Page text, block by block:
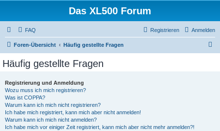
Das XL500 Forum
FAQ Anmelden
Registrieren
Foren-Übersicht Häufig gestellte Fragen
Häufig gestellte Fragen
Registrierung und Anmeldung
Wozu muss ich mich registrieren?
Was ist COPPA?
Warum kann ich mich nicht registrieren?
Ich habe mich registriert, kann mich aber nicht anmelden!
Warum kann ich mich nicht anmelden?
Ich habe mich vor einiger Zeit registriert, kann mich aber nicht mehr anmelden?!